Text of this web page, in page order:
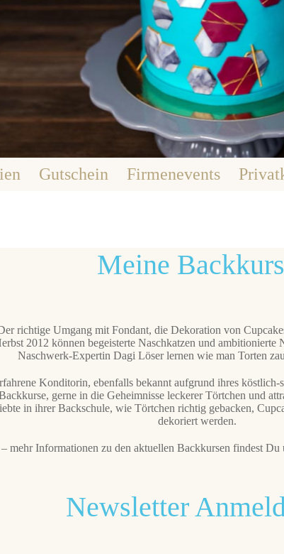
Navigation
Gutschein Firmenevents
Meine
richtige Umgang mit Fondant, die Dekoration von
2012 können begeisterte Naschkatzen und
Naschwerk-Expertin Dagi Löser lernen wie man Torten
Konditorin, ebenfalls bekannt aufgrund ihres köstlich-
gerne in die Geheimnisse leckerer Törtchen und
in ihrer Backschule, wie Törtchen richtig gebacken,
dekoriert werden.
mehr Informationen zu den aktuellen Backkursen findest
Newsletter